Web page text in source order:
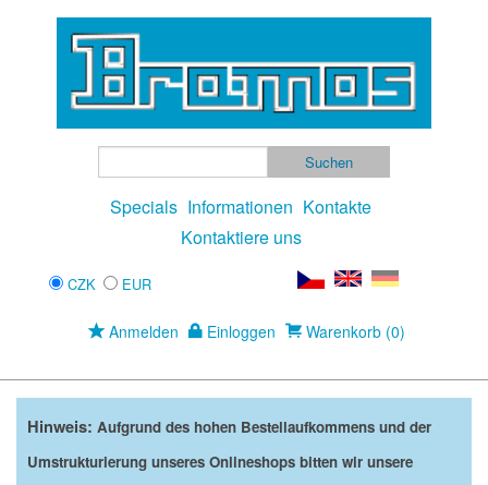
Specials Informationen Kontakte
Kontaktiere uns
CZK EUR
Anmelden Einloggen Warenkorb (0)
Hinweis: Aufgrund des hohen Bestellaufkommens und der
Umstrukturierung unseres Onlineshops bitten wir unsere